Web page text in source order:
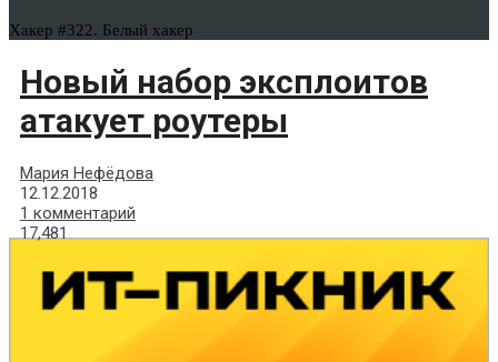
Хакер #322. Белый хакер
Новый набор эксплоитов
атакует роутеры
Мария Нефёдова
12.12.2018
1 комментарий
17,481